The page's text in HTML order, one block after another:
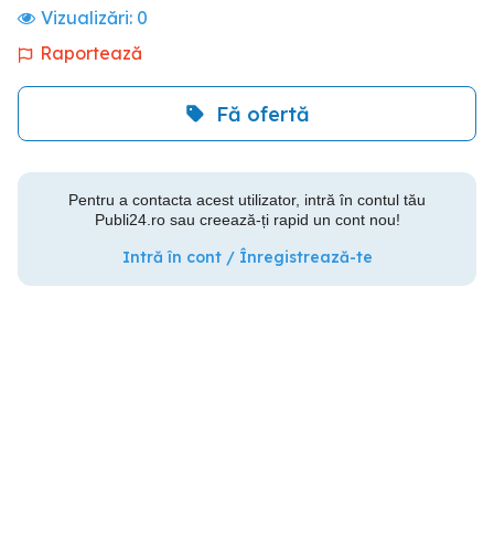
Vizualizări: 0
Raportează
Fă ofertă
Pentru a contacta acest utilizator, intră în contul tău
Publi24.ro sau creează-ți rapid un cont nou!
Intră în cont / Înregistrează-te